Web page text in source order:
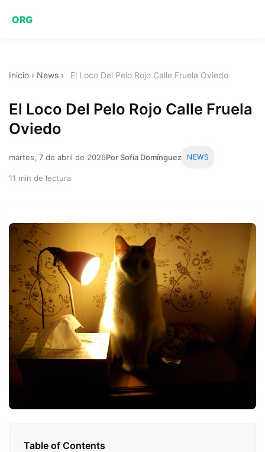
ORG
Inicio › News › El Loco Del Pelo Rojo Calle Fruela Oviedo
El Loco Del Pelo Rojo Calle Fruela
Oviedo
martes, 7 de abril de 2026Por Sofía Domínguez NEWS
11 min de lectura
Table of Contents